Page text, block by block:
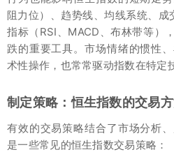
阻力位）、趋势线、均线系统、
指标（RSI、MACD、布林带等）
跌的重要工具。市场情绪的惯性
术性操作，也常常驱动指数在特定
制定策略：恒生指数的交易
有效的交易策略结合了市场分析
是一些常见的恒生指数交易策略：